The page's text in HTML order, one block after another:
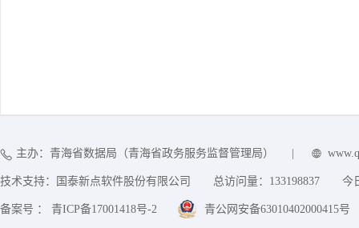
主办：青海省数据局（青海省政务服务监督管理局）
技术支持：国泰新点软件股份有限公司 总访问量： 133198837 今
备案号 ： 青ICP备17001418号-2 青公网安备63010402000415号